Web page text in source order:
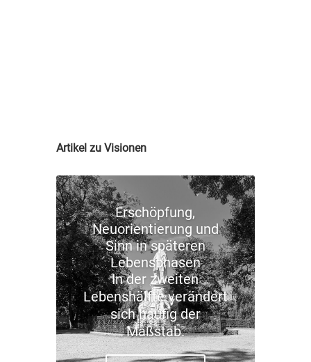
Artikel zu Visionen
Erschöpfung,
Neuorientierung und
Sinn in späteren
Lebensphasen
In der zweiten
Lebenshälfte verändert
sich häufig der
Maßstab.